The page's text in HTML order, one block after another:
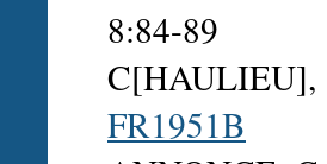
8:84-89
FR1951B